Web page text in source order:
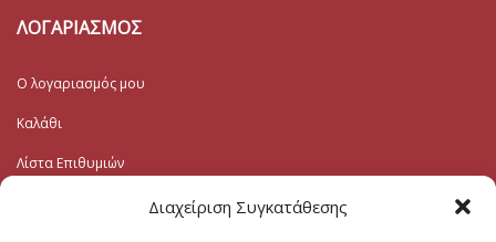
Διαχείριση Συγκατάθεσης
ΛΟΓΑΡΙΑΣΜΟΣ
Ο λογαριασμός μου
Καλάθι
Λίστα Επιθυμιών